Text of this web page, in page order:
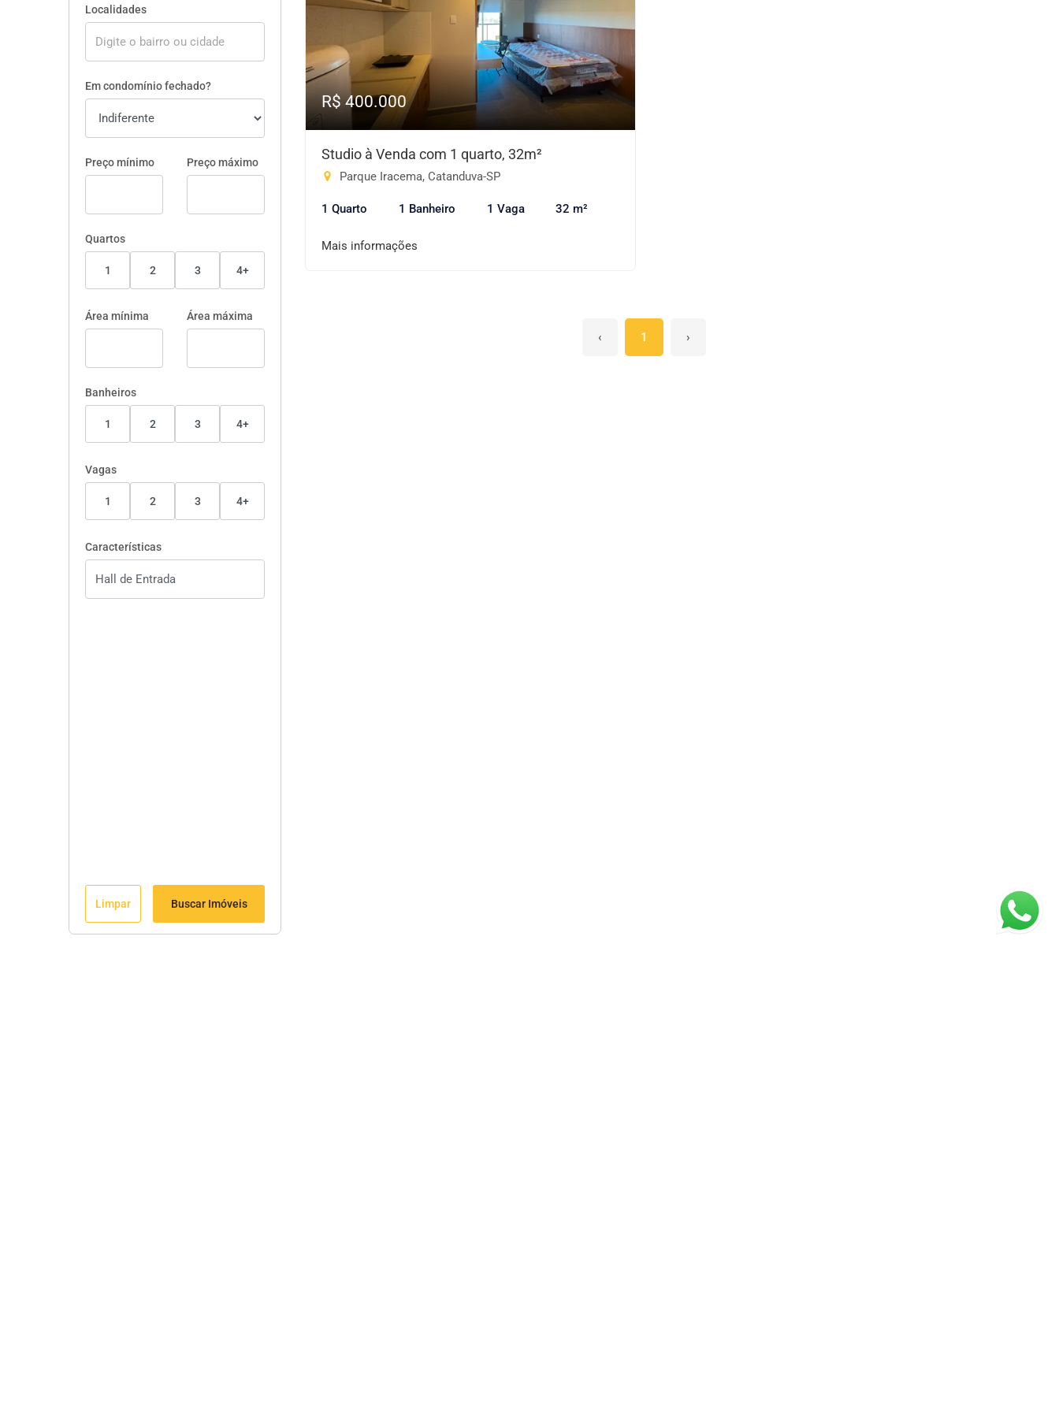
Localidades
Em condomínio fechado?
Preço mínimo Preço máximo
Quartos
1 2 3 4+
Área mínima Área máxima
Banheiros
1 2 3 4+
Vagas
1 2 3 4+
Características
Limpar Buscar Imóveis
R$ 400.000
Studio à Venda com 1 quarto, 32m²
Parque Iracema, Catanduva-SP
1 Quarto 1 Banheiro 1 Vaga 32 m²
Mais informações
‹ 1 ›